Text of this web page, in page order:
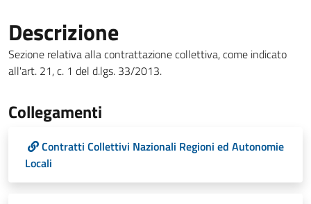
Descrizione
Sezione relativa alla contrattazione collettiva, come indicato
all'art. 21, c. 1 del d.lgs. 33/2013.
Collegamenti
Contratti Collettivi Nazionali Regioni ed Autonomie
Locali